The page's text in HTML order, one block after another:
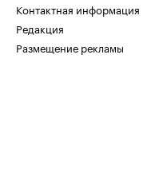
Контактная информация
Редакция
Размещение рекламы